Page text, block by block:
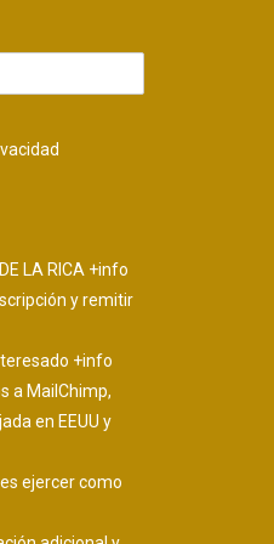
LA RICA +info
y remitir
+info
a MailChimp,
en EEUU y
ejercer como